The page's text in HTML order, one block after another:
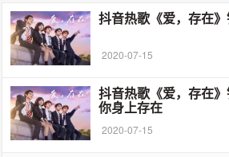
抖音热歌《爱，存在
2020-07-15
抖音热歌《爱，存在
你身上存在
2020-07-15